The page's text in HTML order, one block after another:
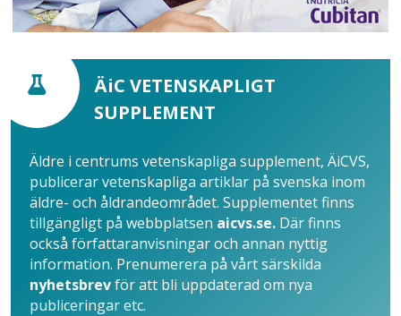
ÄiC VETENSKAPLIGT
SUPPLEMENT
Äldre i centrums vetenskapliga supplement, ÄiCVS,
publicerar vetenskapliga artiklar på svenska inom
äldre- och åldrandeområdet. Supplementet finns
tillgängligt på webbplatsen aicvs.se. Där finns
också författaranvisningar och annan nyttig
information. Prenumerera på vårt särskilda
nyhetsbrevför att bli uppdaterad om nya
publiceringar etc.